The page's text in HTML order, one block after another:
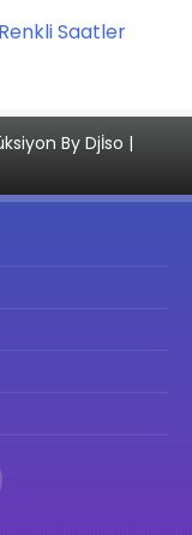
Saatler
By Djİso |